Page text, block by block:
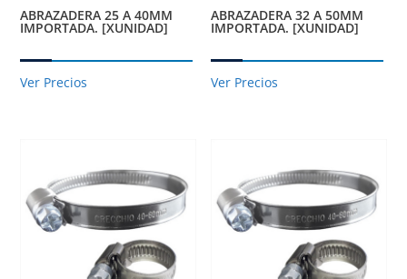
ABRAZADERA 25 A 40MM
IMPORTADA. [XUNIDAD]
Ver Precios
ABRAZADERA 32 A 50MM
IMPORTADA. [XUNIDAD]
Ver Precios